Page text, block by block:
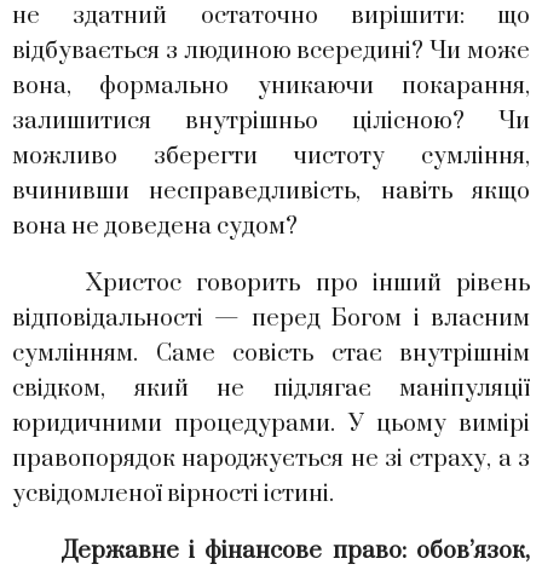
не здатний остаточно вирішити: що
відбувається з людиною всередині? Чи може
вона, формально уникаючи покарання,
залишитися внутрішньо цілісною? Чи
можливо зберегти чистоту сумління,
вчинивши несправедливість, навіть якщо
вона не доведена судом?
Христос говорить про інший рівень
відповідальності — перед Богом і власним
сумлінням. Саме совість стає внутрішнім
свідком, який не підлягає маніпуляції
юридичними процедурами. У цьому вимірі
правопорядок народжується не зі страху, а з
усвідомленої вірності істині.
Державне і фінансове право: обов’язок,